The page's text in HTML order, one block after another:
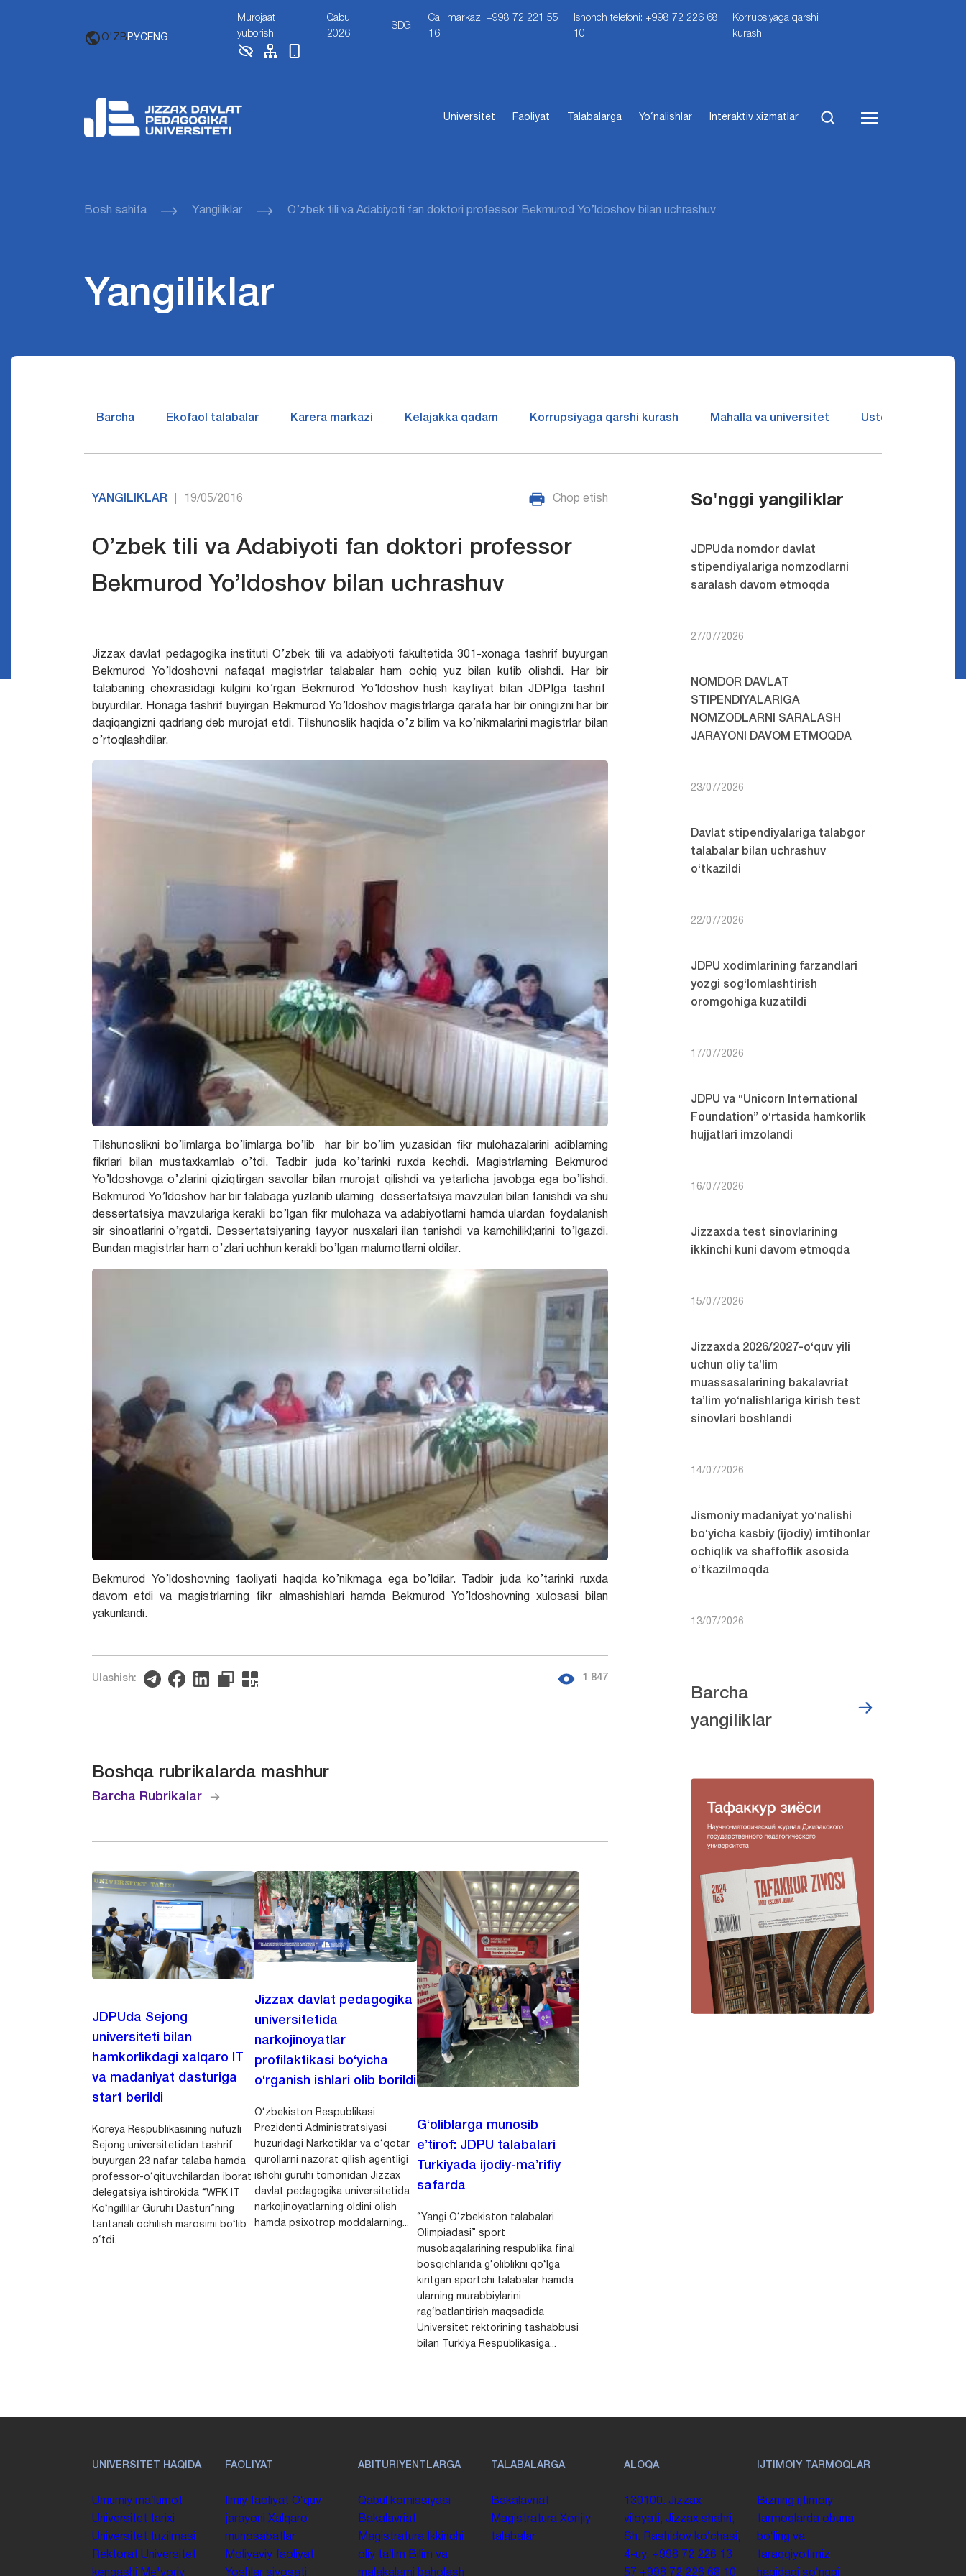
O'ZB РУСENG
Murojaat
yuborish
Qabul
2026
SDG
Call markaz: +998 72 221 55
16
Ishonch telefoni: +998 72 226 68
10
Korrupsiyaga qarshi
kurash
Universitet Faoliyat Talabalarga Yo‘nalishlar Interaktiv xizmatlar
Bosh sahifa Yangiliklar O’zbek tili va Adabiyoti fan doktori professor Bekmurod Yo’ldoshov bilan uchrashuv
Yangiliklar
Barcha Ekofaol talabalar Karera markazi Kelajakka qadam Korrupsiyaga qarshi kurash Mahalla va universitet Ustozlar suhbatin
YANGILIKLAR 19/05/2016 Chop etish
O’zbek tili va Adabiyoti fan doktori professor
Bekmurod Yo’ldoshov bilan uchrashuv
Jizzax davlat pedagogika instituti O’zbek tili va adabiyoti fakultetida 301-xonaga tashrif buyurgan
Bekmurod Yo’ldoshovni nafaqat magistrlar talabalar ham ochiq yuz bilan kutib olishdi. Har bir
talabaning chexrasidagi kulgini ko’rgan Bekmurod Yo’ldoshov hush kayfiyat bilan JDPIga tashrif
buyurdilar. Honaga tashrif buyirgan Bekmurod Yo’ldoshov magistrlarga qarata har bir oningizni har bir
daqiqangizni qadrlang deb murojat etdi. Tilshunoslik haqida o’z bilim va ko’nikmalarini magistrlar bilan
o’rtoqlashdilar.
Tilshunoslikni bo’limlarga bo’limlarga bo’lib har bir bo’lim yuzasidan fikr mulohazalarini adiblarning
fikrlari bilan mustaxkamlab o’tdi. Tadbir juda ko’tarinki ruxda kechdi. Magistrlarning Bekmurod
Yo’ldoshovga o’zlarini qiziqtirgan savollar bilan murojat qilishdi va yetarlicha javobga ega bo’lishdi.
Bekmurod Yo’ldoshov har bir talabaga yuzlanib ularning dessertatsiya mavzulari bilan tanishdi va shu
dessertatsiya mavzulariga kerakli bo’lgan fikr mulohaza va adabiyotlarni hamda ulardan foydalanish
sir sinoatlarini o’rgatdi. Dessertatsiyaning tayyor nusxalari ilan tanishdi va kamchilikl;arini to’lgazdi.
Bundan magistrlar ham o’zlari uchhun kerakli bo’lgan malumotlarni oldilar.
Bekmurod Yo’ldoshovning faoliyati haqida ko’nikmaga ega bo’ldilar. Tadbir juda ko’tarinki ruxda
davom etdi va magistrlarning fikr almashishlari hamda Bekmurod Yo’ldoshovning xulosasi bilan
yakunlandi.
Ulashish: 1 847
Boshqa rubrikalarda mashhur
Barcha Rubrikalar
JDPUda Sejong
universiteti bilan
hamkorlikdagi xalqaro IT
va madaniyat dasturiga
start berildi
Koreya Respublikasining nufuzli
Sejong universitetidan tashrif
buyurgan 23 nafar talaba hamda
professor-o‘qituvchilardan iborat
delegatsiya ishtirokida “WFK IT
Ko‘ngillilar Guruhi Dasturi”ning
tantanali ochilish marosimi bo‘lib
o‘tdi.
Jizzax davlat pedagogika
universitetida
narkojinoyatlar
profilaktikasi bo‘yicha
o‘rganish ishlari olib borildi
O‘zbekiston Respublikasi
Prezidenti Administratsiyasi
huzuridagi Narkotiklar va o‘qotar
qurollarni nazorat qilish agentligi
ishchi guruhi tomonidan Jizzax
davlat pedagogika universitetida
narkojinoyatlarning oldini olish
hamda psixotrop moddalarning...
G‘oliblarga munosib
e’tirof: JDPU talabalari
Turkiyada ijodiy-ma’rifiy
safarda
“Yangi O‘zbekiston talabalari
Olimpiadasi” sport
musobaqalarining respublika final
bosqichlarida g‘oliblikni qo‘lga
kiritgan sportchi talabalar hamda
ularning murabbiylarini
rag‘batlantirish maqsadida
Universitet rektorining tashabbusi
bilan Turkiya Respublikasiga...
So'nggi yangiliklar
JDPUda nomdor davlat
stipendiyalariga nomzodlarni
saralash davom etmoqda
27/07/2026
NOMDOR DAVLAT
STIPENDIYALARIGA
NOMZODLARNI SARALASH
JARAYONI DAVOM ETMOQDA
23/07/2026
Davlat stipendiyalariga talabgor
talabalar bilan uchrashuv
o‘tkazildi
22/07/2026
JDPU xodimlarining farzandlari
yozgi sog‘lomlashtirish
oromgohiga kuzatildi
17/07/2026
JDPU va “Unicorn International
Foundation” o‘rtasida hamkorlik
hujjatlari imzolandi
16/07/2026
Jizzaxda test sinovlarining
ikkinchi kuni davom etmoqda
15/07/2026
Jizzaxda 2026/2027-o‘quv yili
uchun oliy ta’lim
muassasalarining bakalavriat
ta’lim yo‘nalishlariga kirish test
sinovlari boshlandi
14/07/2026
Jismoniy madaniyat yo‘nalishi
bo‘yicha kasbiy (ijodiy) imtihonlar
ochiqlik va shaffoflik asosida
o‘tkazilmoqda
13/07/2026
Barcha
yangiliklar
UNIVERSITET HAQIDA
Umumiy maʼlumot
Universitet tarixi
Universitet tuzilmasi
Rektorat Universitet
kengashi
Me'yoriy
FAOLIYAT
Ilmiy faoliyat Oʻquv
jarayoni Xalqaro
munosabatlar
Moliyaviy faoliyat
Yoshlar siyosati
ABITURIYENTLARGA
Qabul komissiyasi
Bakalavriat
Magistratura
Ikkinchi
oliy taʼlim Bilim va
malakalarni baholash
TALABALARGA
Bakalavriat
Magistratura Xorijiy
talabalar
ALOQA
130100. Jizzax
viloyati, Jizzax shahri,
Sh. Rashidov koʻchasi,
4-uy. +998 72 226 13
57 +998 72 226 68 10
IJTIMOIY TARMOQLAR
Bizning ijtimoiy
tarmoqlarda obuna
boʻling va
taraqqiyotimiz
haqidagi soʻnggi